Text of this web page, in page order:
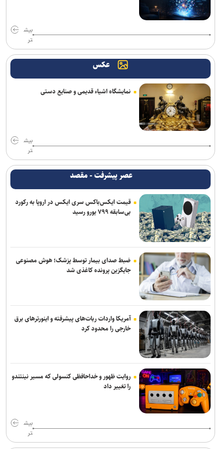
هلاکت ۲ نظامی صهیونیست و مجروحیت ۴ تن دیگر در جنوب لبنان
صنعا: معادلات یمن را نمی‌توان با تغییر مسیر کشتی‌ها دور زد
انصارالله حمله به یک نفتکش عربستان را تأیید کرد
بازداشت استاد سال دانشگاه مریلند توسط پلیس مهاجرت آمریکا
پزشکیان: جامعه امروز بیش از هر زمان به همدلی و اخلاق قرآنی نیاز دارد
پزشکیان: مشروطه نماد بیداری، قانون‌گرایی و مردم‌سالاری ملت ایران
همکاری تهران و بغداد برای خدمت به زائران در مرز زرباطیه
گفت‌وگوی تلفنی وزرای امور خارجه ایران و ایتالیا
وزارت خارجه یمن: تشدید تنش از سوی عربستان با واکنشی فراگیر روبه‌رو
می‌شود
حمله یک شهپاد به یک کشتی در نزدیکی باب‌المندب
بیش
تر
عکس
نمایشگاه اشیاء قدیمی و صنایع دستی
بیش
تر
عصر پیشرفت - مقصد
قیمت ایکس‌باکس سری ایکس در اروپا به رکورد
بی‌سابقه ۷۹۹ یورو رسید
ضبط صدای بیمار توسط پزشک؛ هوش مصنوعی
جایگزین پرونده کاغذی شد
آمریکا واردات ربات‌های پیشرفته و اینورترهای برق
خارجی را محدود کرد
روایت ظهور و خداحافظی کنسولی که مسیر نینتندو
را تغییر داد
بیش
تر